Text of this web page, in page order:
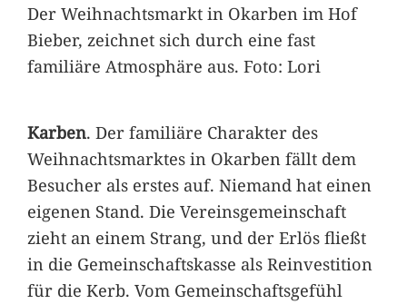
Der Weihnachtsmarkt in Okarben im Hof
Bieber, zeichnet sich durch eine fast
familiäre Atmosphäre aus. Foto: Lori
Karben. Der familiäre Charakter des
Weihnachtsmarktes in Okarben fällt dem
Besucher als erstes auf. Niemand hat einen
eigenen Stand. Die Vereinsgemeinschaft
zieht an einem Strang, und der Erlös fließt
in die Gemeinschaftskasse als Reinvestition
für die Kerb. Vom Gemeinschaftsgefühl